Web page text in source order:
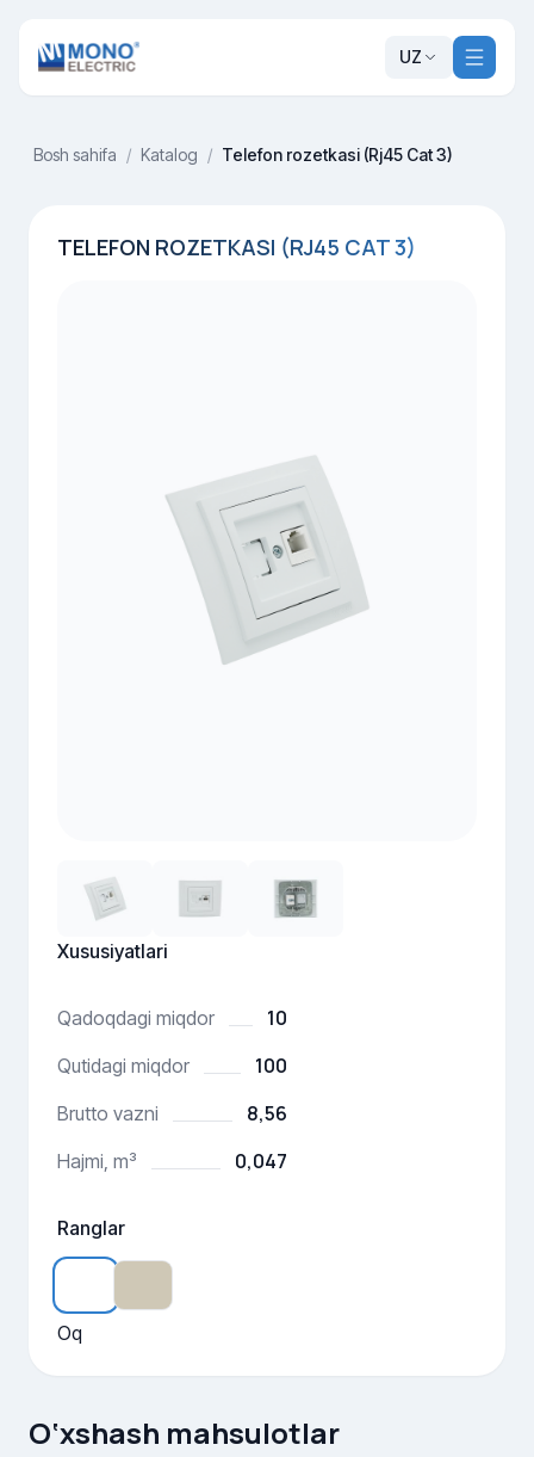
UZ
Bosh sahifa / Katalog / Telefon rozetkasi (Rj45 Cat 3)
TELEFON ROZETKASI (RJ45 CAT 3)
Xususiyatlari
Qadoqdagi miqdor 10
Qutidagi miqdor 100
Brutto vazni 8,56
Hajmi, m³ 0,047
Ranglar
Oq
O‘xshash mahsulotlar